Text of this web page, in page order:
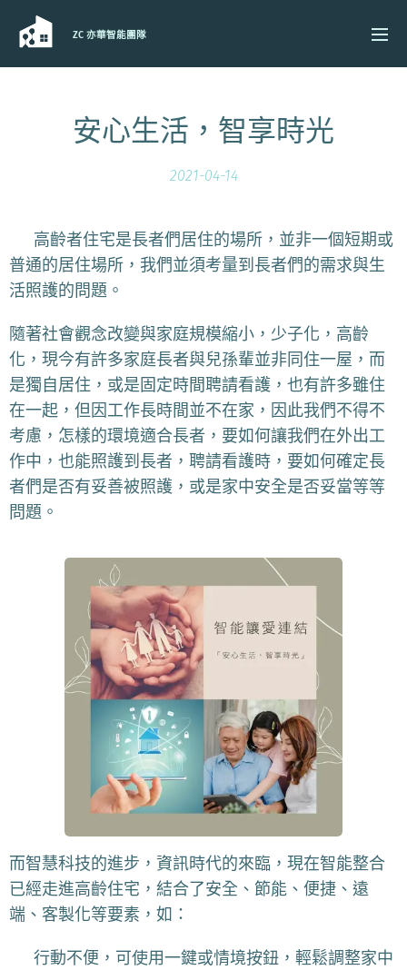
ZC 亦華智能團隊
安心生活，智享時光
2021-04-14
高齡者住宅是長者們居住的場所，並非一個短期或
普通的居住場所，我們並須考量到 長者們的需求與生
活照護的問題 。
隨著社會觀念改變與家庭規模縮小，少子化，高齡
化，現今有許多家庭長者與兒孫輩並非同住一屋，而
是獨自居住，或是固定時間聘請看護，也有許多雖住
在一起，但因工作長時間並不在家，因此我們不得不
考慮，怎樣的環境適合長者，要如何讓我們在外出工
作中，也能照護到長者，聘請看護時，要如何確定長
者們是否有妥善被照護，或是家中安全是否妥當等等
問題。🏡
而智慧科技的進步，資訊時代的來臨，現在智能整合
已經走進高齡住宅，結合了安全、節能、便捷、遠
端、客製化等要素，如：
👨‍🦽 行動不便，可使用一鍵或情境按鈕，輕鬆調整家中